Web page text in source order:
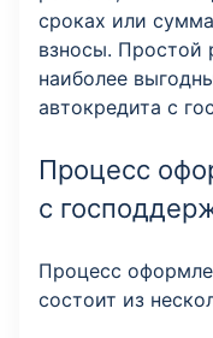
сроках или
взносы. Простой
наиболее
автокредита с
Процесс
с
Процесс
состоит из